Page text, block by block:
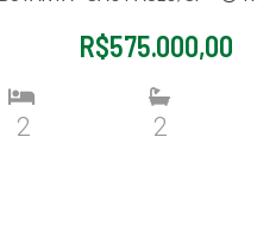
R$575.000,00
2 2